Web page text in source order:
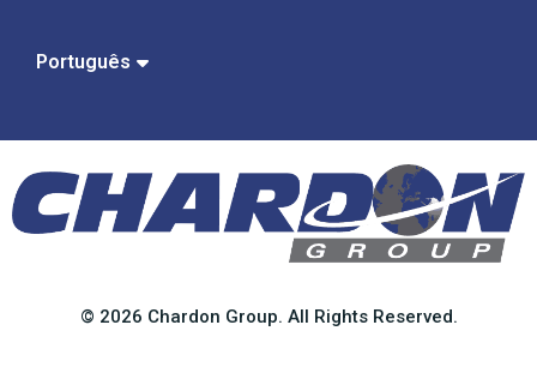
Português
English
© 2026 Chardon Group. All Rights Reserved.